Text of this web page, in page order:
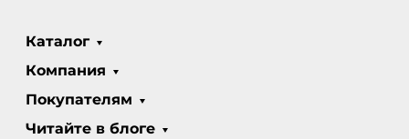
Каталог
Компания
Покупателям
Читайте в блоге